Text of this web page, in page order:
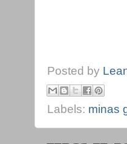
Posted by
Labels: minas